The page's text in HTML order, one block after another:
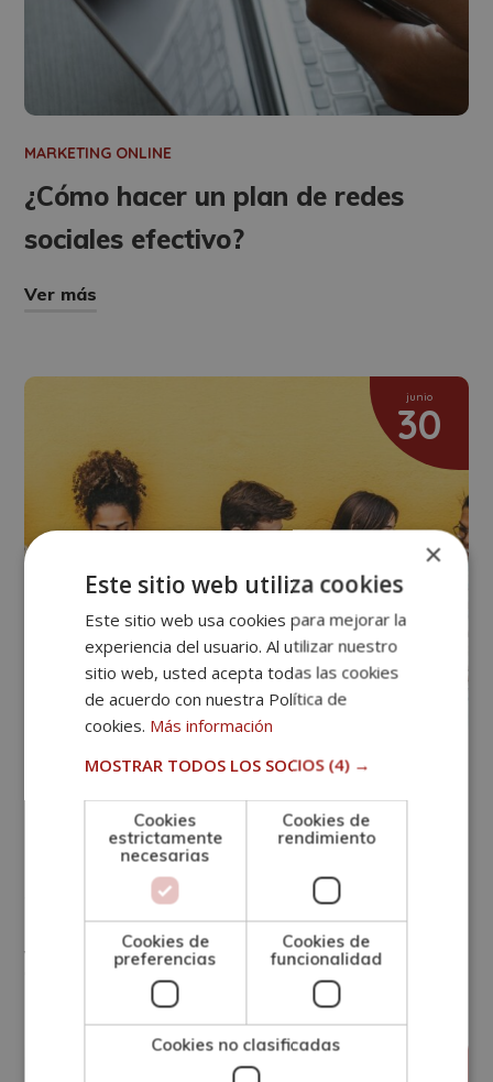
MARKETING ONLINE
¿Cómo hacer un plan de redes
sociales efectivo?
Ver más
junio
30
MARKETING ONLINE
Día de las Redes Sociales:
acciones y su impacto en el
marketing
Ver más
×
Este sitio web utiliza cookies
Este sitio web usa cookies para mejorar la
experiencia del usuario. Al utilizar nuestro
sitio web, usted acepta todas las cookies
de acuerdo con nuestra Política de
cookies. Más información
MOSTRAR TODOS LOS SOCIOS (4) →
Cookies
estrictamente
necesarias
Cookies de
rendimiento
Cookies de
preferencias
Cookies de
funcionalidad
Cookies no clasificadas